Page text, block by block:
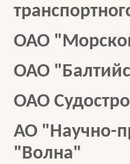
ОАО
ОАО
ОАО
АО "Научно-
"Волна"